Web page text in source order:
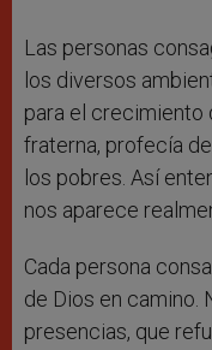
Las personas
los diversos
para el crecimiento
fraterna, profecía
los pobres. Así
nos aparece
Cada persona
de Dios en camino.
presencias, que